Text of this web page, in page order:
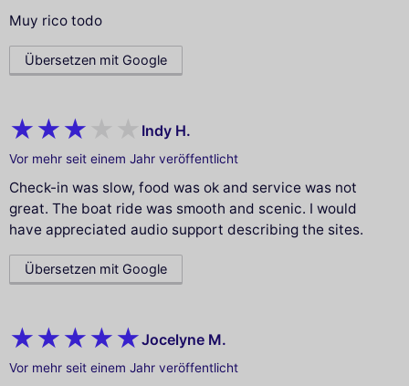
Muy rico todo
Übersetzen mit Google
Indy H.
Vor mehr seit einem Jahr veröffentlicht
Check-in was slow, food was ok and service was not
great. The boat ride was smooth and scenic. I would
have appreciated audio support describing the sites.
Übersetzen mit Google
Jocelyne M.
Vor mehr seit einem Jahr veröffentlicht